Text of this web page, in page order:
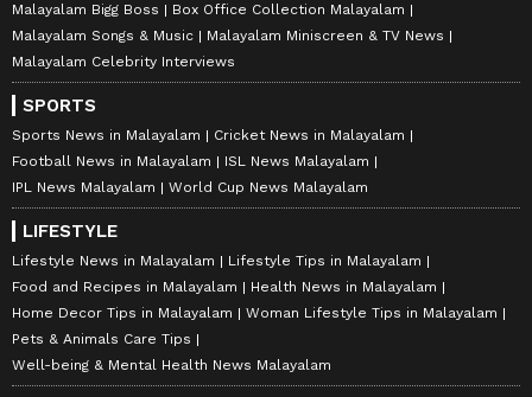
Malayalam Bigg Boss
Box Office Collection Malayalam
Malayalam Songs & Music
Malayalam Miniscreen & TV News
Malayalam Celebrity Interviews
SPORTS
Sports News in Malayalam
Cricket News in Malayalam
Football News in Malayalam
ISL News Malayalam
IPL News Malayalam
World Cup News Malayalam
LIFESTYLE
Lifestyle News in Malayalam
Lifestyle Tips in Malayalam
Food and Recipes in Malayalam
Health News in Malayalam
Home Decor Tips in Malayalam
Woman Lifestyle Tips in Malayalam
Pets & Animals Care Tips
Well-being & Mental Health News Malayalam